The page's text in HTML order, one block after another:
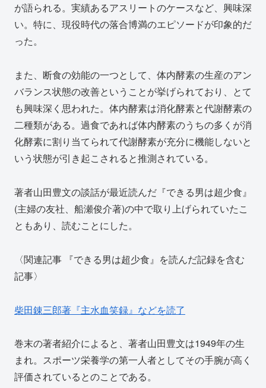
が語られる。実績あるアスリートのケースなど、興味深
い。特に、現役時代の落合博満のエピソードが印象的だ
った。
また、断食の効能の一つとして、体内酵素の生産のアン
バランス状態の改善ということが挙げられており、とて
も興味深く思われた。体内酵素は消化酵素と代謝酵素の
二種類がある。過食であれば体内酵素のうちの多くが消
化酵素に割り当てられて代謝酵素が充分に機能しないと
いう状態が引き起こされると推測されている。
著者山田豊文の談話が最近読んだ『できる男は超少食』
(主婦の友社、船瀬俊介著)の中で取り上げられていたこ
ともあり、読むことにした。
〈関連記事 『できる男は超少食』を読んだ記録を含む
記事〉
柴田錬三郎著『主水血笑録』などを読了
巻末の著者紹介によると、著者山田豊文は1949年の生
まれ。スポーツ栄養学の第一人者としてその手腕が高く
評価されているとのことである。